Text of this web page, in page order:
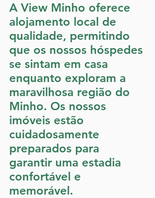
A View Minho oferece
alojamento local de
qualidade, permitindo
que os nossos hóspedes
se sintam em casa
enquanto exploram a
maravilhosa região do
Minho. Os nossos
imóveis estão
cuidadosamente
preparados para
garantir uma estadia
confortável e
memorável.